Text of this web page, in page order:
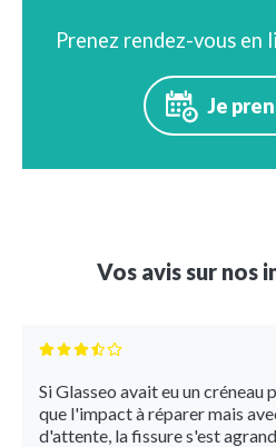
Prenez rendez-vous en
Je
Vos avis sur nos
Si Glasseo avait eu un créneau
que l'impact à réparer mais
d'attente, la fissure s'est